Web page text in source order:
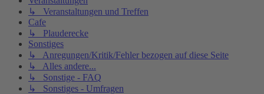
↳ Veranstaltungen und Treffen
Cafe
↳ Plauderecke
Sonstiges
↳ Anregungen/Kritik/Fehler bezogen auf diese Seite
↳ Alles andere...
↳ Sonstige - FAQ
↳ Sonstiges - Umfragen